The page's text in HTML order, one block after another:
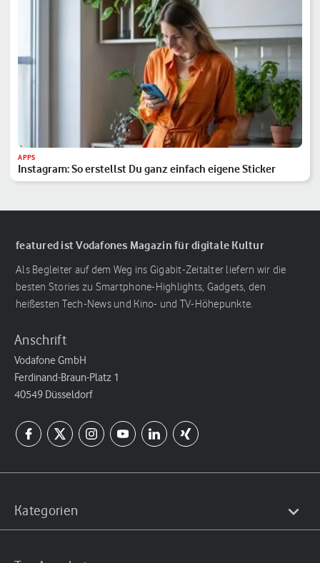
APPS
Instagram: So erstellst Du ganz einfach eigene Sticker
featured ist Vodafones Magazin für digitale Kultur
Als Begleiter auf dem Weg ins Gigabit-Zeitalter liefern wir die
besten Stories zu Smartphone-Highlights, Gadgets, den
heißesten Tech-News und Kino- und TV-Höhepunkte.
Anschrift
Vodafone GmbH
Ferdinand-Braun-Platz 1
40549 Düsseldorf
Kategorien